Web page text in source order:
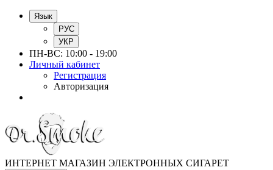
Язык
РУС
УКР
ПН-ВС: 10:00 - 19:00
Личный кабинет
Регистрация
Авторизация
ИНТЕРНЕТ МАГАЗИН ЭЛЕКТРОННЫХ СИГАРЕТ